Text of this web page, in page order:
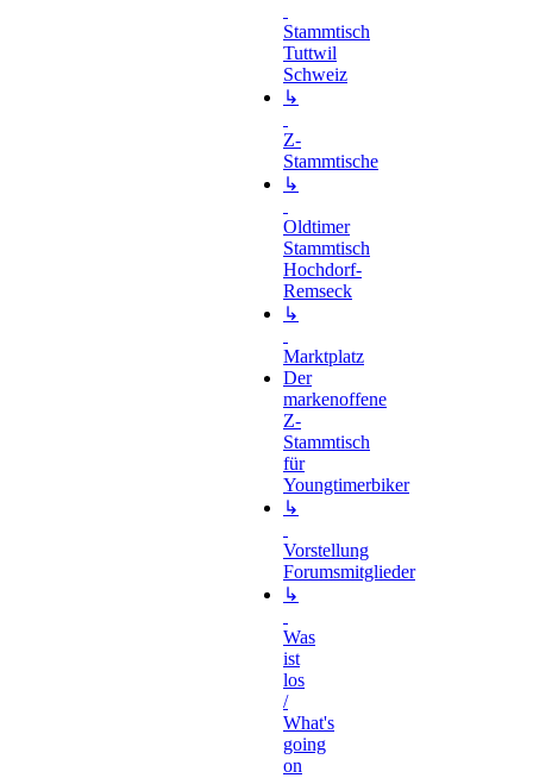
Stammtisch
Tuttwil
Schweiz
↳
Z-
Stammtische
↳
Oldtimer
Stammtisch
Hochdorf-
Remseck
↳
Marktplatz
Der
markenoffene
Z-
Stammtisch
für
Youngtimerbiker
↳
Vorstellung
Forumsmitglieder
↳
Was
ist
los
/
What's
going
on